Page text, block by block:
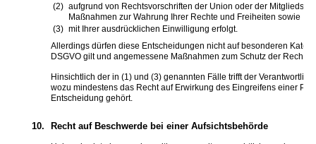
aufgrund von Rechtsvorschriften der Union oder der
Maßnahmen zur Wahrung Ihrer Rechte und Freiheiten sowie
mit Ihrer ausdrücklichen Einwilligung erfolgt.
Allerdings dürfen diese Entscheidungen nicht auf besonderen
DSGVO gilt und angemessene Maßnahmen zum Schutz der
Hinsichtlich der in (1) und (3) genannten Fälle trifft der
wozu mindestens das Recht auf Erwirkung des Eingreifens einer
Entscheidung gehört.
10. Recht auf Beschwerde bei einer Aufsichtsbehörde